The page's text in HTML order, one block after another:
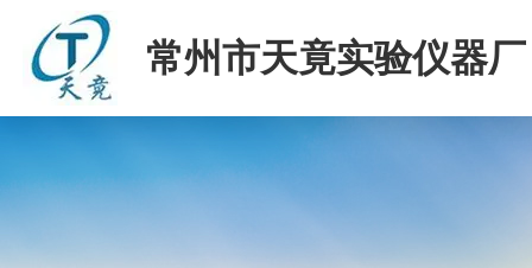
常州市天竟实验仪器厂